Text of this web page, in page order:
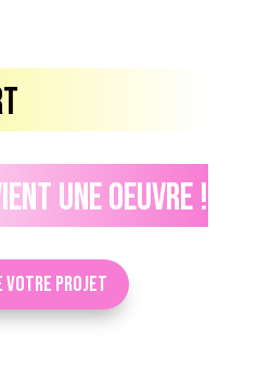
une oeuvre !
votre projet